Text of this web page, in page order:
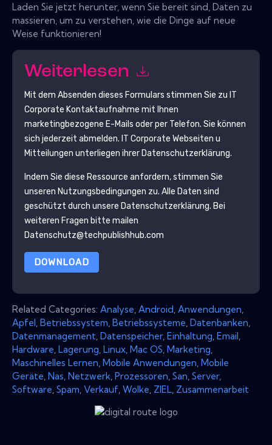
Laden Sie jetzt herunter, wenn Sie bereit sind, Daten zu
massieren, um zu verstehen, wie die Dinge auf neue
Weise funktionieren!
Weiterlesen
Mit dem Absenden dieses Formulars stimmen Sie zu IT
Corporate Kontaktaufnahme mit Ihnen
marketingbezogene E-Mails oder per Telefon. Sie können
sich jederzeit abmelden. IT Corporate Webseiten u
Mitteilungen unterliegen ihrer Datenschutzerklärung.
Indem Sie diese Ressource anfordern, stimmen Sie
unseren Nutzungsbedingungen zu. Alle Daten sind
geschützt durch unsere Datenschutzerklärung. Bei
weiteren Fragen bitte mailen
Datenschutz@techpublishhub.com
DOWNLOAD
Related Categories: Analyse Android Anwendungen
Apfel Betriebssystem Betriebssysteme Datenbanken
Datenmanagement Datenspeicher, Einhaltung Email
Hardware Lagerung Linux Mac OS Marketing
Maschinelles Lernen Mobile Anwendungen Mobile
Geräte Nas Netzwerk Prozessoren San Server,
Software Spam Verkauf Wolke ZIEL Zusammenarbeit